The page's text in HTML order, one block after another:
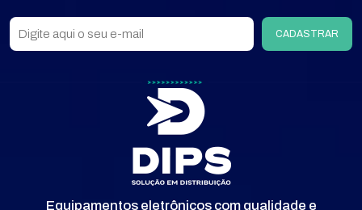
CADASTRAR
Equipamentos eletrônicos com qualidade e